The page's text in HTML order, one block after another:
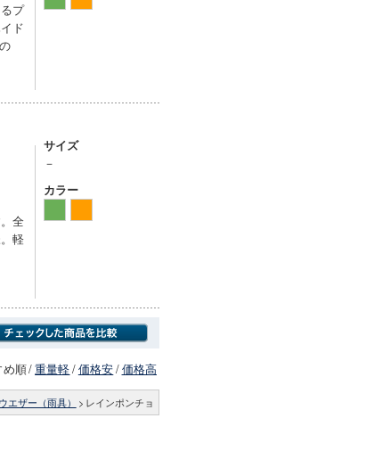
プ
ド
全
軽
サイズ
－
カラー
め順/重量軽/価格安/価格高
エザー（雨具） > レインポンチョ